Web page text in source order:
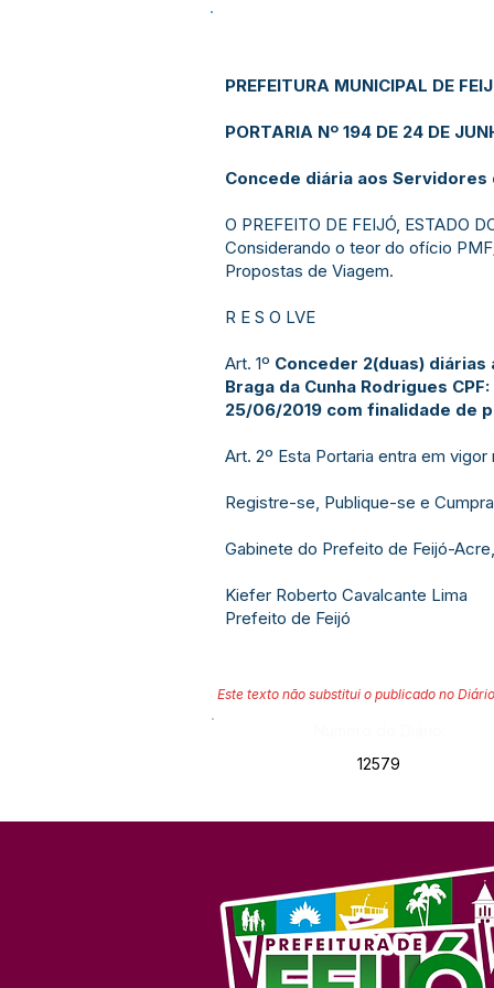
PREFEITURA MUNICIPAL DE
PORTARIA Nº 194 DE 24 DE
Concede diária aos Servidores
O PREFEITO DE FEIJÓ, ESTADO
Considerando o teor do ofício
Propostas de Viagem.
R E S O LVE
Art. 1º Conceder 2(duas)
Braga da Cunha Rodrigues
25/06/2019 com finalidade de
Art. 2º Esta Portaria entra em
Registre-se, Publique-se e
Gabinete do Prefeito de Feijó-
Kiefer Roberto Cavalcante Lima
Prefeito de Feijó
Este texto não substitui o publicado no
12579